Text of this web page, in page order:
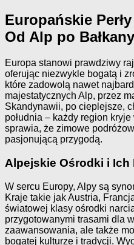
Europańskie
Od Alp po Bałkany
Europa stanowi prawdziwy
oferując niezwykle bogatą i
które zadowolą nawet
majestatycznych Alp, przez
Skandynawii, po cieplejsze,
południa – każdy region
sprawia, że zimowe
pasjonującą przygodą.
Alpejskie Ośrodki i Ich
W sercu Europy, Alpy są
Kraje takie jak Austria,
światowej klasy ośrodki
przygotowanymi trasami dla
zaawansowania, ale także
bogatej kulturze i tradycji.